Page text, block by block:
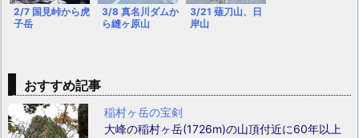
2/7 国見峠から虎
子岳
3/8 真名川ダムか
ら縫ヶ原山
3/21 薙刀山、日
岸山
おすすめ記事
稲村ヶ岳の宝剣
大峰の稲村ヶ岳(1726m)の山頂付近に60年以上